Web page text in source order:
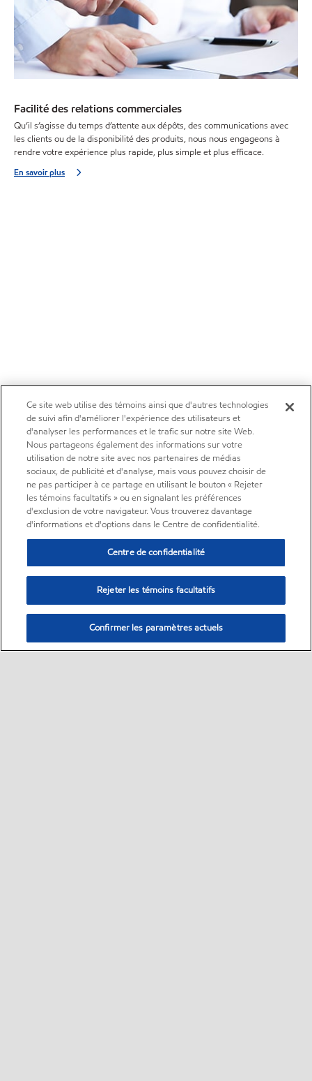
Facilité des relations commerciales
Qu’il s’agisse du temps d’attente aux dépôts, des communications avec
les clients ou de la disponibilité des produits, nous nous engageons à
rendre votre expérience plus rapide, plus simple et plus efficace.
En savoir plus
Ce site web utilise des témoins ainsi que d'autres technologies
de suivi afin d'améliorer l'expérience des utilisateurs et
d'analyser les performances et le trafic sur notre site Web.
Nous partageons également des informations sur votre
utilisation de notre site avec nos partenaires de médias
sociaux, de publicité et d'analyse, mais vous pouvez choisir de
ne pas participer à ce partage en utilisant le bouton « Rejeter
les témoins facultatifs » ou en signalant les préférences
d'exclusion de votre navigateur. Vous trouverez davantage
d'informations et d'options dans le Centre de confidentialité.
Centre de confidentialité
Rejeter les témoins facultatifs
Confirmer les paramètres actuels